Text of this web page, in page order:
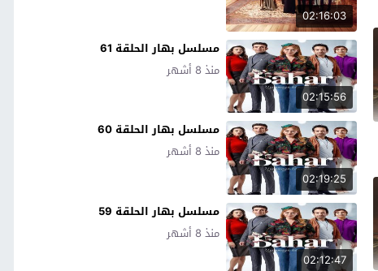
02:16:03
02:15:56
مسلسل بهار الحلقة 61
منذ 8 أشهر
02:19:25
مسلسل بهار الحلقة 60
منذ 8 أشهر
02:12:47
مسلسل بهار الحلقة 59
منذ 8 أشهر